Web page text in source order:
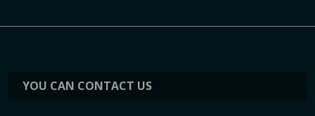
YOU CAN CONTACT US